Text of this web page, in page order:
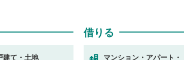
建て・土地
借りる
マンション・アパート・